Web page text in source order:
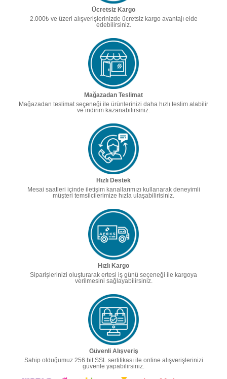
Ücretsiz Kargo
2.000₺ ve üzeri alışverişlerinizde ücretsiz kargo avantajı elde
edebilirsiniz.
Mağazadan Teslimat
Mağazadan teslimat seçeneği ile ürünlerinizi daha hızlı teslim alabilir
ve indirim kazanabilirsiniz.
Hızlı Destek
Mesai saatleri içinde iletişim kanallarımızı kullanarak deneyimli
müşteri temsilcilerimize hızla ulaşabilirisiniz.
Hızlı Kargo
Siparişlerinizi oluşturarak ertesi iş günü seçeneği ile kargoya
verilmesini sağlayabilirsiniz.
Güvenli Alışveriş
Sahip olduğumuz 256 bit SSL sertifikası ile online alışverişlerinizi
güvenle yapabilirsiniz.